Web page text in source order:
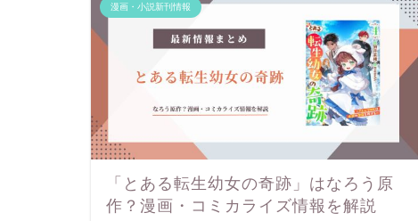
漫画・小説新刊情報
「とある転生幼女の奇跡」はなろう原
作？漫画・コミカライズ情報を解説